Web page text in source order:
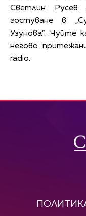
Светлин Русев
гостуване в
Узунова”. Чуйте
негово
radio.